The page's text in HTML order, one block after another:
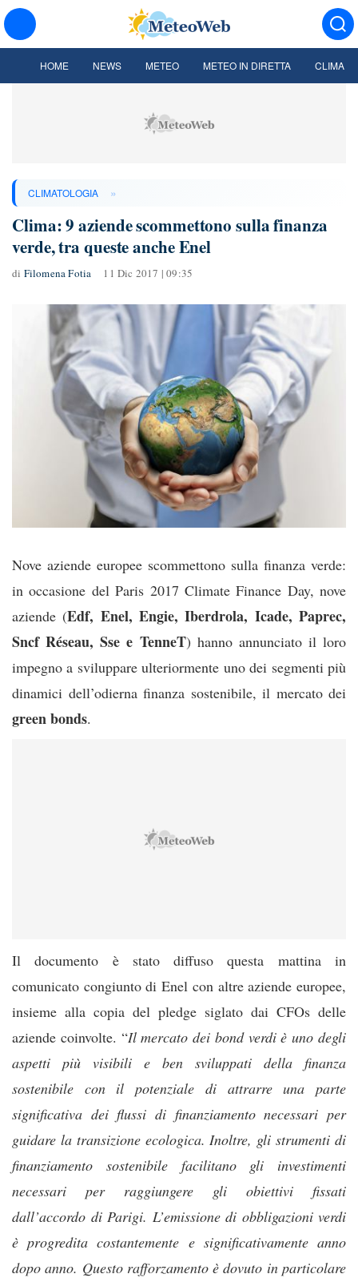
HOME NEWS METEO METEO IN DIRETTA CLIMA
CLIMATOLOGIA »
Clima: 9 aziende scommettono sulla finanza
verde, tra queste anche Enel
di Filomena Fotia 11 Dic 2017 | 09:35
Nove aziende europee scommettono sulla finanza verde:
in occasione del Paris 2017 Climate Finance Day, nove
aziende (Edf, Enel, Engie, Iberdrola, Icade, Paprec,
Sncf Réseau, Sse e TenneT) hanno annunciato il loro
impegno a sviluppare ulteriormente uno dei segmenti più
dinamici dell’odierna finanza sostenibile, il mercato dei
greenbonds.
Il documento è stato diffuso questa mattina in
comunicato congiunto di Enel con altre aziende europee,
insieme alla copia del pledge siglato dai CFOs delle
aziende coinvolte. “Il mercato dei bond verdi è uno degli
aspetti più visibili e ben sviluppati della finanza
sostenibile con il potenziale di attrarre una parte
significativa dei flussi di finanziamento necessari per
guidare la transizione ecologica. Inoltre, gli strumenti di
finanziamento sostenibile facilitano gli investimenti
necessari per raggiungere gli obiettivi fissati
dall’accordo di Parigi. L’emissione di obbligazioni verdi
è progredita costantemente e significativamente anno
dopo anno. Questo rafforzamento è dovuto in particolare